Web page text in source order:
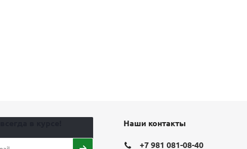
Наши контакты
+7 981 081-08-40